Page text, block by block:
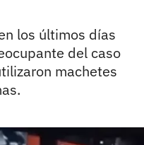
los últimos días
del caso
machetes